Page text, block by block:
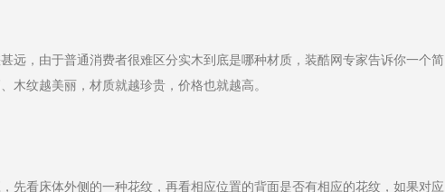
远，由于普通消费者很难区分实木到底是哪种材质，装酷网专家告诉你一个简
木纹越美丽，材质就越珍贵，价格也就越高。
先看床体外侧的一种花纹，再看相应位置的背面是否有相应的花纹，如果对应